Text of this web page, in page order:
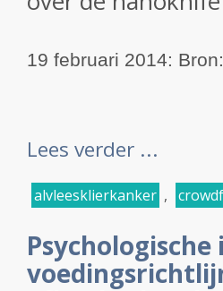
19 februari 2014:
Lees verder ...
alvleesklierkanker ,